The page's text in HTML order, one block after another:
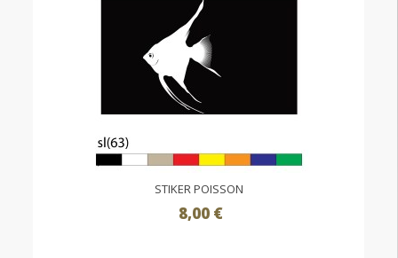
STIKER POISSON
8,00 €